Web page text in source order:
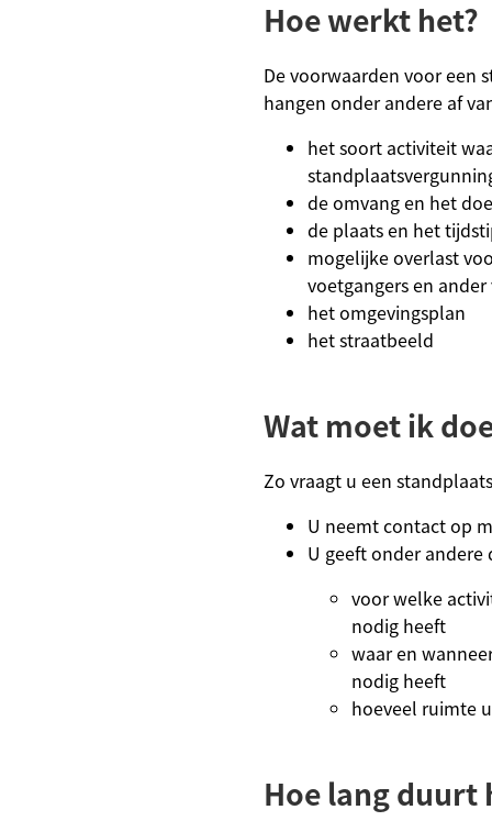
Hoe werkt het?
De voorwaarden voor een
hangen onder andere af
het soort activiteit
de omvang en het
de plaats en het
mogelijke overlast
voetgangers en ander
het omgevingsplan
het straatbeeld
Wat moet ik
Zo vraagt u een
U neemt contact op
U geeft onder andere
voor welke
nodig heeft
waar en
nodig heeft
hoeveel ruimte
Hoe lang duurt